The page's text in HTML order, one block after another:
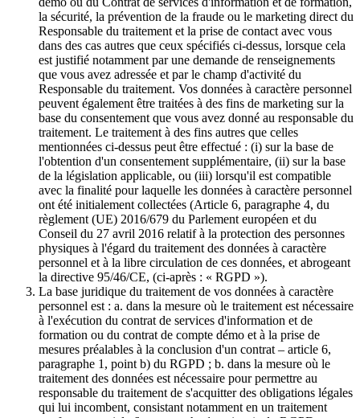
la sécurité, la prévention de la fraude ou le marketing direct du
Responsable du traitement et la prise de contact avec vous
dans des cas autres que ceux spécifiés ci-dessus, lorsque cela
est justifié notamment par une demande de renseignements
que vous avez adressée et par le champ d'activité du
Responsable du traitement. Vos données à caractère personnel
peuvent également être traitées à des fins de marketing sur la
base du consentement que vous avez donné au responsable du
traitement. Le traitement à des fins autres que celles
mentionnées ci-dessus peut être effectué : (i) sur la base de
l'obtention d'un consentement supplémentaire, (ii) sur la base
de la législation applicable, ou (iii) lorsqu'il est compatible
avec la finalité pour laquelle les données à caractère personnel
ont été initialement collectées (Article 6, paragraphe 4, du
règlement (UE) 2016/679 du Parlement européen et du
Conseil du 27 avril 2016 relatif à la protection des personnes
physiques à l'égard du traitement des données à caractère
personnel et à la libre circulation de ces données, et abrogeant
la directive 95/46/CE, (ci-après : « RGPD »).
La base juridique du traitement de vos données à caractère
personnel est : a. dans la mesure où le traitement est nécessaire
à l'exécution du contrat de services d'information et de
formation ou du contrat de compte démo et à la prise de
mesures préalables à la conclusion d'un contrat – article 6,
paragraphe 1, point b) du RGPD ; b. dans la mesure où le
traitement des données est nécessaire pour permettre au
responsable du traitement de s'acquitter des obligations légales
qui lui incombent, consistant notamment en un traitement